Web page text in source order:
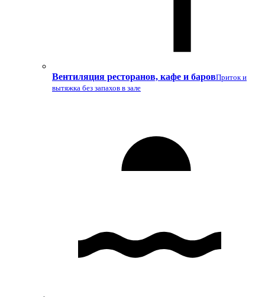
Вентиляция ресторанов, кафе и баровПриток и
вытяжка без запахов в зале